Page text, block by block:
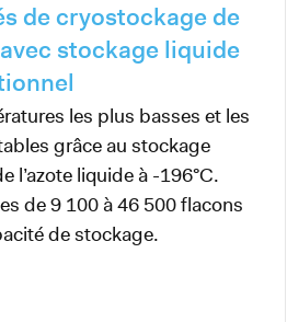
de cryostockage de
stockage liquide
les plus basses et les
grâce au stockage
l’azote liquide à -196°C.
de 9 100 à 46 500 flacons
de stockage.